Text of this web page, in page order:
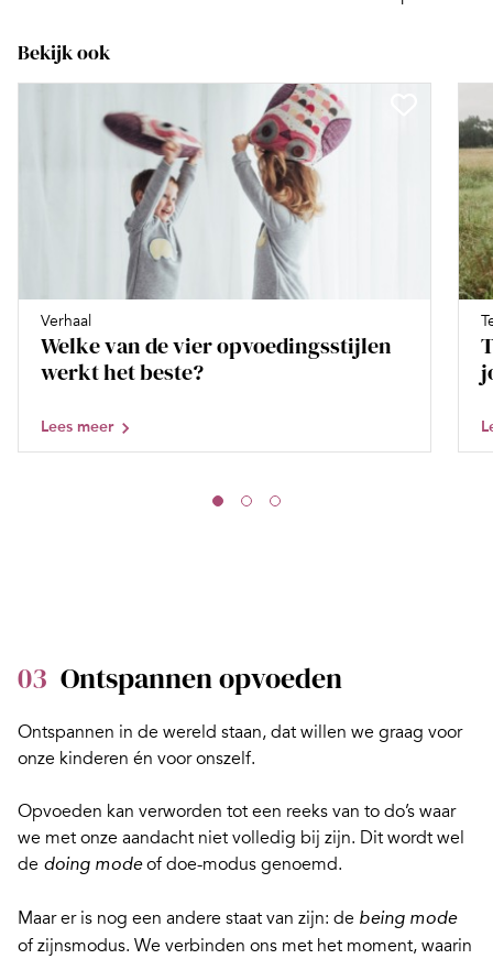
Bekijk ook
Verhaal
Welke van de vier opvoedingsstijlen
werkt het beste?
Lees meer
03 Ontspannen opvoeden
Ontspannen in de wereld staan, dat willen we graag voor
onze kinderen én voor onszelf.
Opvoeden kan verworden tot een reeks van to do’s waar
we met onze aandacht niet volledig bij zijn. Dit wordt wel
de doing modeof doe-modus genoemd.
Maar er is nog een andere staat van zijn: de being mode
of zijnsmodus. We verbinden ons met het moment, waarin